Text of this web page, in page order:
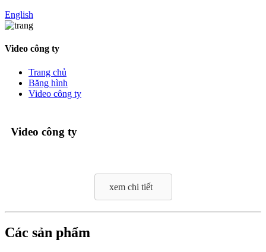
English
Video công ty
Trang chủ
Băng hình
Video công ty
Video công ty
xem chi tiết
Các sản phẩm